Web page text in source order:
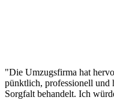
"Die Umzugsfirma hat
pünktlich, professionell und
Sorgfalt behandelt. Ich